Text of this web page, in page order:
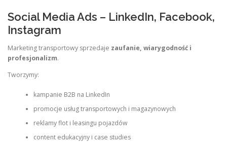
Social Media Ads – LinkedIn, Facebook,
Instagram
Marketing transportowy sprzedaje zaufanie, wiarygodność i
profesjonalizm.
Tworzymy:
kampanie B2B na LinkedIn
promocje usług transportowych i magazynowych
reklamy flot i leasingu pojazdów
content edukacyjny i case studies